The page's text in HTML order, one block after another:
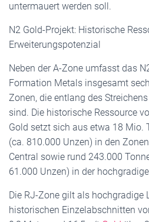
untermauert werden soll.
N2 Gold-Projekt: Historische
Erweiterungspotenzial
Neben der A-Zone umfasst das
Formation Metals insgesamt
Zonen, die entlang des
sind. Die historische Ressource
Gold setzt sich aus etwa 18 Mio.
(ca. 810.000 Unzen) in den
Central sowie rund 243.000
61.000 Unzen) in der
Die RJ-Zone gilt als hochgradige
historischen Einzelabschnitten